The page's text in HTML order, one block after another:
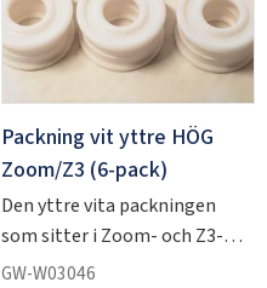
Packning vit yttre HÖG
Zoom/Z3 (6-pack)
Den yttre vita packningen
som sitter i Zoom- och Z3-
injektorerna.
GW-W03046